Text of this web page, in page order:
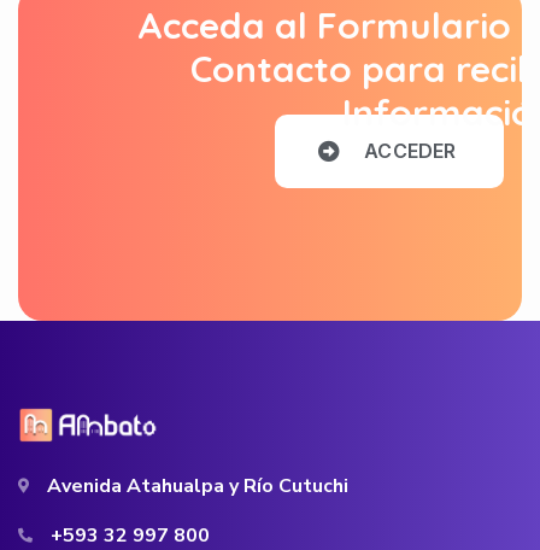
Acceda al Formulario
Contacto para
ACCEDER
Avenida Atahualpa y Río Cutuchi
+593 32 997 800